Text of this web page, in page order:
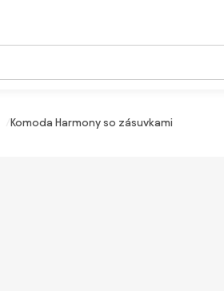
Komoda Harmony so zásuvkami